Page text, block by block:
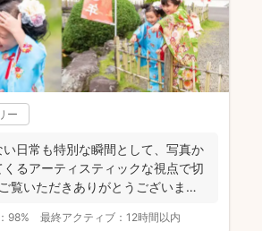
ー
日常も特別な瞬間として、写真か
くるアーティスティックな視点で切
覧いただきありがとうございま
98% 最終アクティブ： 12時間以内